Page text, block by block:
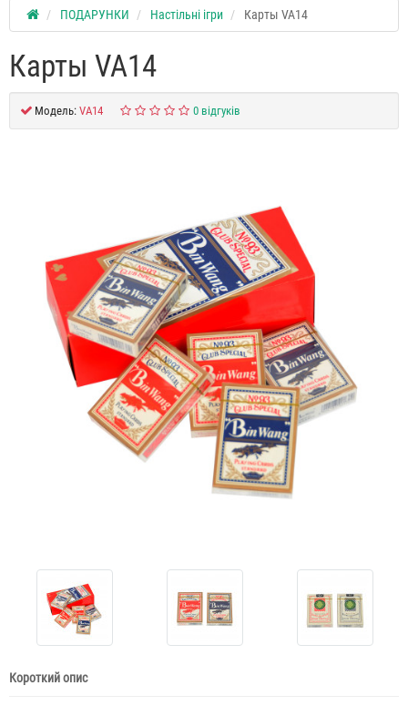
ПОДАРУНКИ Настільні ігри Карты VA14
Карты VA14
Модель: VA14 0 відгуків
Короткий опис